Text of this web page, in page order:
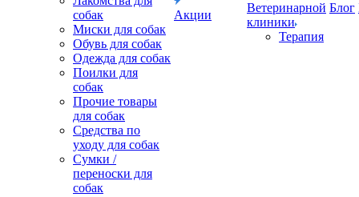
собак
Миски для собак
Обувь для собак
Одежда для собак
Поилки для
собак
Прочие товары
для собак
Средства по
уходу для собак
Сумки /
переноски для
собак
Акции
Ветеринарной
клиники
Терапия
Блог